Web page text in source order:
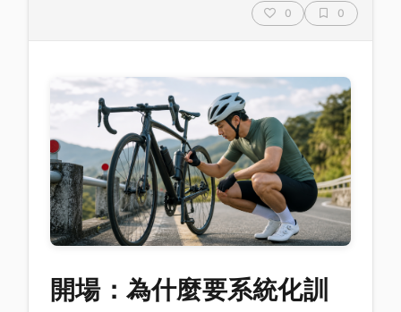
0 0
開場：為什麼要系統化訓